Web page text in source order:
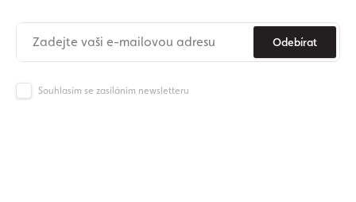
Odebírat
Souhlasím se zasíláním newsletteru